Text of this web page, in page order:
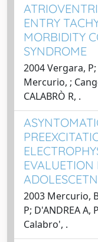
ENTRY
MORBIDITY
SYNDROME
2004 Vergara,
Mercurio, ;
CALABRÒ R, .
2003 Mercurio,
P; D'ANDREA A,
Calabro', .